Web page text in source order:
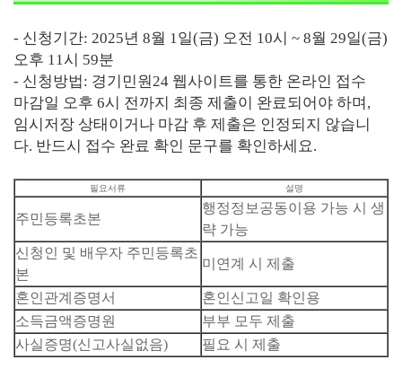
- 신청기간: 2025년 8월 1일(금) 오전 10시 ~ 8월 29일(금)
오후 11시 59분
- 신청방법: 경기민원24 웹사이트를 통한 온라인 접수
마감일 오후 6시 전까지 최종 제출이 완료되어야 하며,
임시저장 상태이거나 마감 후 제출은 인정되지 않습니
다. 반드시 접수 완료 확인 문구를 확인하세요.
필요서류 설명
주민등록초본
행정정보공동이용 가능 시 생
략 가능
신청인 및 배우자 주민등록초
본
미연계 시 제출
혼인관계증명서
혼인신고일 확인용
소득금액증명원
부부 모두 제출
사실증명(신고사실없음)
필요 시 제출